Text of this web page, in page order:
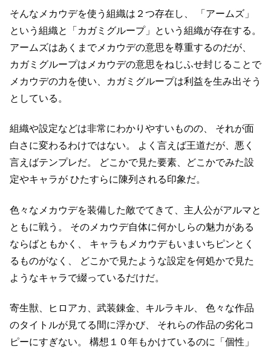
そんなメカウデを使う組織は２つ存在し、
「アームズ」
という組織と「カガミグループ」という組織が存在する。
アームズはあくまでメカウデの意思を尊重するのだが、
カガミグループはメカウデの意思をねじふせ封じることで
メカウデの力を使い、カガミグループは利益を生み出そう
としている。
組織や設定などは非常にわかりやすいものの、
それが面
白さに変わるわけではない。
よく言えば王道だが、悪く
言えばテンプレだ。
どこかで見た要素、どこかでみた設
定やキャラが ひたすらに陳列される印象だ。
色々なメカウデを装備した敵でてきて、主人公がアルマと
ともに戦う。
そのメカウデ自体に何かしらの魅力がある
ならばともかく、
キャラもメカウデもいまいちピンとく
るものがなく、
どこかで見たような設定を何処かで見た
ようなキャラで綴っているだけだ。
寄生獣、ヒロアカ、武装錬金、キルラキル、
色々な作品
のタイトルが見てる間に浮かび、
それらの作品の劣化コ
ピーにすぎない。
構想１０年もかけているのに「個性」